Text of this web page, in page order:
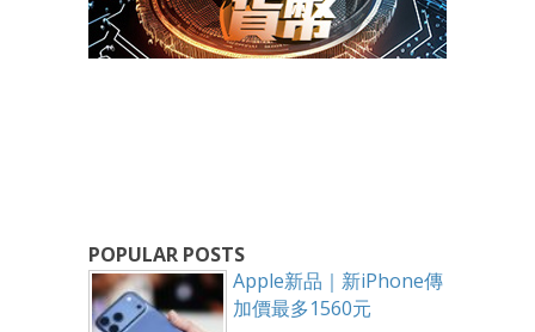
POPULAR POSTS
Apple新品｜新iPhone傳
加價最多1560元